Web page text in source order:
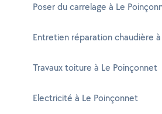
Poser du carrelage à Le
Entretien réparation chaudière
Travaux toiture à Le Poinçonnet
Electricité à Le Poinçonnet